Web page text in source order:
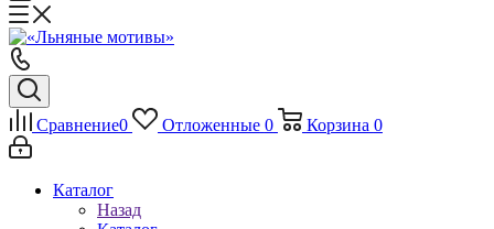
Сравнение0 Отложенные 0 Корзина 0
Каталог
Назад